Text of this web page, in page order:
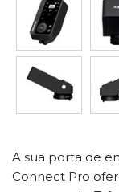
A sua porta de
Connect Pro